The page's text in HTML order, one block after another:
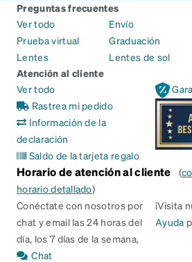
Preguntas frecuentes
Ver todo
Prueba virtual
Lentes
Envío
Graduación
Lentes de sol
Atención al cliente
Ver todo
Rastrea mi pedido
Información de la
declaración
Saldo de la tarjeta regalo
Horario de atención al cliente (
horario detallado)
Conéctate con nosotros por
chat y email las 24 horas del
día, los 7 días de la semana,
Chat
¡Visita
Ayuda